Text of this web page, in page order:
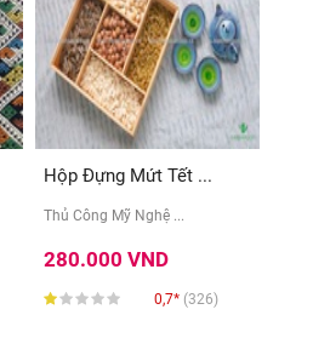
Hộp Đựng Mứt Tết ...
Thủ Công Mỹ Nghệ ...
280.000 VND
0,7* (326)